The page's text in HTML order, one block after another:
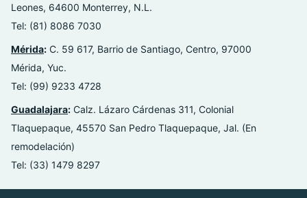
Leones, 64600 Monterrey, N.L.
Tel: (81) 8086 7030
Mérida: C. 59 617, Barrio de Santiago, Centro, 97000
Mérida, Yuc.
Tel: (99) 9233 4728
Guadalajara: Calz. Lázaro Cárdenas 311, Colonial
Tlaquepaque, 45570 San Pedro Tlaquepaque, Jal. (En
remodelación)
Tel: (33) 1479 8297